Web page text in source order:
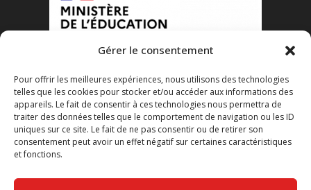
Gérer le consentement
Pour offrir les meilleures expériences, nous utilisons des technologies
telles que les cookies pour stocker et/ou accéder aux informations des
appareils. Le fait de consentir à ces technologies nous permettra de
traiter des données telles que le comportement de navigation ou les ID
uniques sur ce site. Le fait de ne pas consentir ou de retirer son
consentement peut avoir un effet négatif sur certaines caractéristiques
et fonctions.